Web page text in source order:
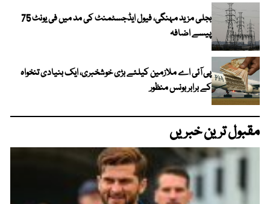
بجلی مزید مہنگی، فیول ایڈجسٹمنٹ کی مد میں فی یونٹ 75
پیسے اضافہ
پی آئی اے ملازمین کیلئے بڑی خوشخبری، ایک بنیادی تنخواہ
کے برابر بونس منظور
مقبول ترین خبریں